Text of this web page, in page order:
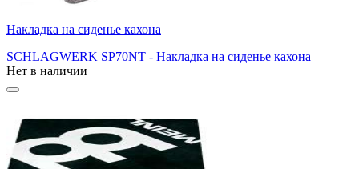
Накладка на сиденье кахона
SCHLAGWERK SP70NT - Накладка на сиденье кахона
Нет в наличии